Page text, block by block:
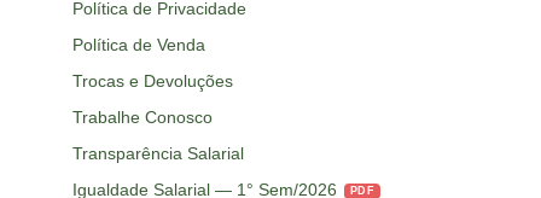
Política de Privacidade
Política de Venda
Trocas e Devoluções
Trabalhe Conosco
Transparência Salarial
Igualdade Salarial — 1° Sem/2026
PDF